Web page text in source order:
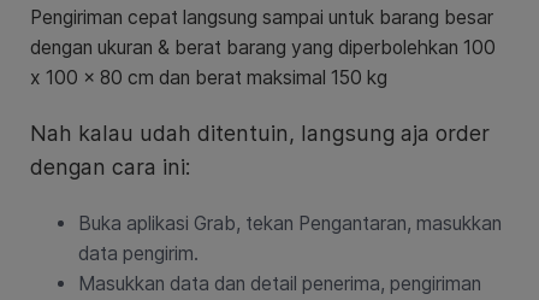
Pengiriman cepat langsung sampai untuk barang besar
dengan ukuran & berat barang yang diperbolehkan 100
x 100 x 80 cm dan berat maksimal 150 kg
Nah kalau udah ditentuin, langsung aja order
dengan cara ini:
Buka aplikasi Grab, tekan Pengantaran, masukkan
data pengirim.
Masukkan data dan detail penerima, pengiriman